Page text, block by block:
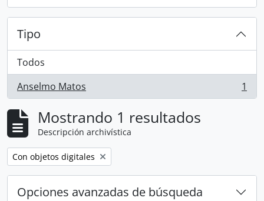
Tipo
Todos
Anselmo Matos
, 1 resultados 1
Mostrando 1 resultados
Descripción archivística
Remove filter:
Con objetos digitales
Opciones avanzadas de búsqueda